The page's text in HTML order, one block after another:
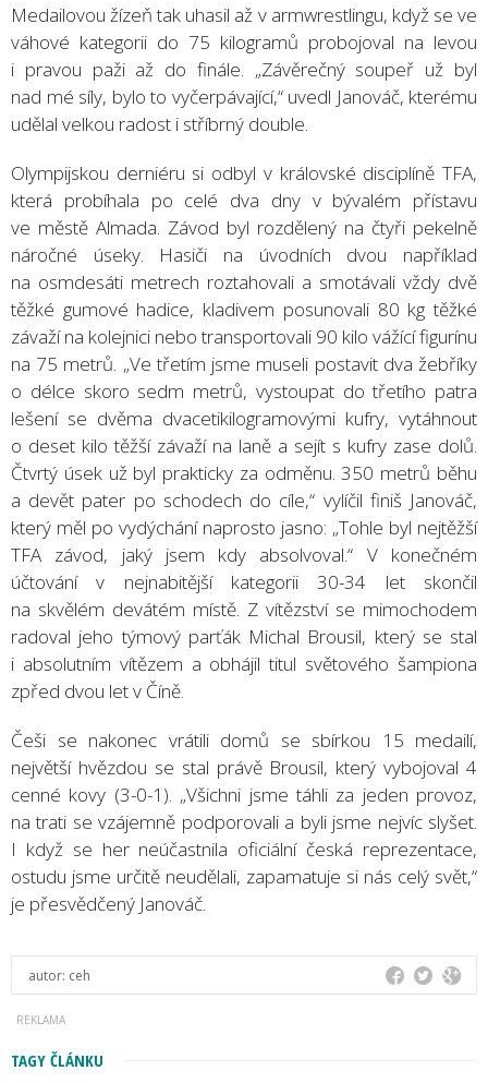
Medailovou žízeň tak uhasil až v armwrestlingu, když se ve
váhové kategorii do 75 kilogramů probojoval na levou
i pravou paži až do finále. „Závěrečný soupeř už byl
nad mé síly, bylo to vyčerpávající,“ uvedl Janováč, kterému
udělal velkou radost i stříbrný double.
Olympijskou derniéru si odbyl v královské disciplíně TFA,
která probíhala po celé dva dny v bývalém přístavu
ve městě Almada. Závod byl rozdělený na čtyři pekelně
náročné úseky. Hasiči na úvodních dvou například
na osmdesáti metrech roztahovali a smotávali vždy dvě
těžké gumové hadice, kladivem posunovali 80 kg těžké
závaží na kolejnici nebo transportovali 90 kilo vážící figurínu
na 75 metrů. „Ve třetím jsme museli postavit dva žebříky
o délce skoro sedm metrů, vystoupat do třetího patra
lešení se dvěma dvacetikilogramovými kufry, vytáhnout
o deset kilo těžší závaží na laně a sejít s kufry zase dolů.
Čtvrtý úsek už byl prakticky za odměnu. 350 metrů běhu
a devět pater po schodech do cíle,“ vylíčil finiš Janováč,
který měl po vydýchání naprosto jasno: „Tohle byl nejtěžší
TFA závod, jaký jsem kdy absolvoval.“ V konečném
účtování v nejnabitější kategorii 30-34 let skončil
na skvělém devátém místě. Z vítězství se mimochodem
radoval jeho týmový parťák Michal Brousil, který se stal
i absolutním vítězem a obhájil titul světového šampiona
zpřed dvou let v Číně.
Češi se nakonec vrátili domů se sbírkou 15 medailí,
největší hvězdou se stal právě Brousil, který vybojoval 4
cenné kovy (3-0-1). „Všichni jsme táhli za jeden provoz,
na trati se vzájemně podporovali a byli jsme nejvíc slyšet.
I když se her neúčastnila oficiální česká reprezentace,
ostudu jsme určitě neudělali, zapamatuje si nás celý svět,“
je přesvědčený Janováč.
autor: ceh
TAGY ČLÁNKU